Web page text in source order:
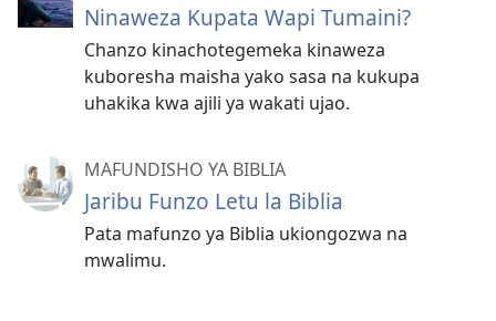
Ninaweza Kupata Wapi Tumaini?
Chanzo kinachotegemeka kinaweza
kuboresha maisha yako sasa na kukupa
uhakika kwa ajili ya wakati ujao.
MAFUNDISHO YA BIBLIA
Jaribu Funzo Letu la Biblia
Pata mafunzo ya Biblia ukiongozwa na
mwalimu.